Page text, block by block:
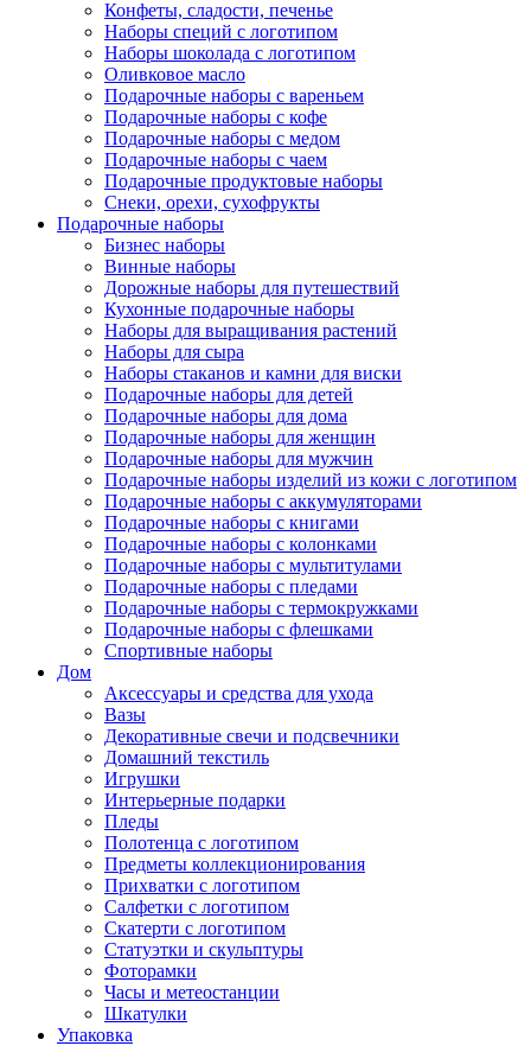
Конфеты, сладости, печенье
Наборы специй с логотипом
Наборы шоколада с логотипом
Оливковое масло
Подарочные наборы с вареньем
Подарочные наборы с кофе
Подарочные наборы с медом
Подарочные наборы с чаем
Подарочные продуктовые наборы
Снеки, орехи, сухофрукты
Подарочные наборы
Бизнес наборы
Винные наборы
Дорожные наборы для путешествий
Кухонные подарочные наборы
Наборы для выращивания растений
Наборы для сыра
Наборы стаканов и камни для виски
Подарочные наборы для детей
Подарочные наборы для дома
Подарочные наборы для женщин
Подарочные наборы для мужчин
Подарочные наборы изделий из кожи с логотипом
Подарочные наборы с аккумуляторами
Подарочные наборы с книгами
Подарочные наборы с колонками
Подарочные наборы с мультитулами
Подарочные наборы с пледами
Подарочные наборы с термокружками
Подарочные наборы с флешками
Спортивные наборы
Дом
Аксессуары и средства для ухода
Вазы
Декоративные свечи и подсвечники
Домашний текстиль
Игрушки
Интерьерные подарки
Пледы
Полотенца с логотипом
Предметы коллекционирования
Прихватки с логотипом
Салфетки с логотипом
Скатерти с логотипом
Статуэтки и скульптуры
Фоторамки
Часы и метеостанции
Шкатулки
Упаковка